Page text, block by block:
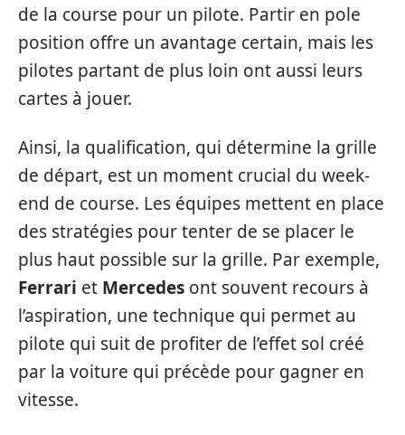
de la course pour un pilote. Partir en pole
position offre un avantage certain, mais les
pilotes partant de plus loin ont aussi leurs
cartes à jouer.
Ainsi, la qualification, qui détermine la grille
de départ, est un moment crucial du week-
end de course. Les équipes mettent en place
des stratégies pour tenter de se placer le
plus haut possible sur la grille. Par exemple,
Ferrari et Mercedes ont souvent recours à
l’aspiration, une technique qui permet au
pilote qui suit de profiter de l’effet sol créé
par la voiture qui précède pour gagner en
vitesse.